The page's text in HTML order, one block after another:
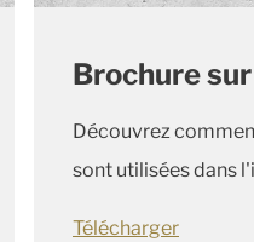
Brochure
Découvrez
sont utilisées dans
Télécharger